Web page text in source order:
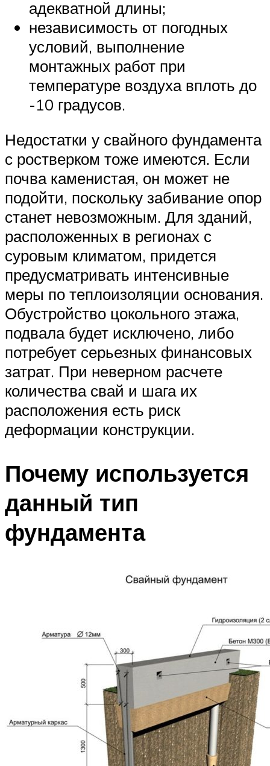
адекватной длины;
независимость от погодных
условий, выполнение
монтажных работ при
температуре воздуха вплоть до
-10 градусов.
Недостатки у свайного фундамента
с ростверком тоже имеются. Если
почва каменистая, он может не
подойти, поскольку забивание опор
станет невозможным. Для зданий,
расположенных в регионах с
суровым климатом, придется
предусматривать интенсивные
меры по теплоизоляции основания.
Обустройство цокольного этажа,
подвала будет исключено, либо
потребует серьезных финансовых
затрат. При неверном расчете
количества свай и шага их
расположения есть риск
деформации конструкции.
Почему используется
данный тип
фундамента